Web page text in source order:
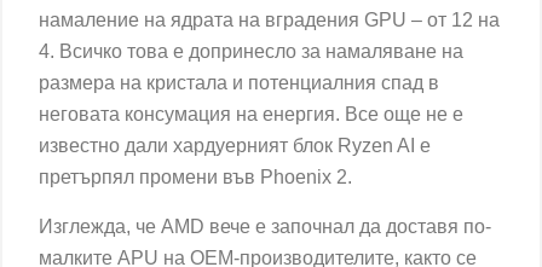
намаление на ядрата на вградения GPU – от 12 на
4. Всичко това е допринесло за намаляване на
размера на кристала и потенциалния спад в
неговата консумация на енергия. Все още не е
известно дали хардуерният блок Ryzen AI е
претърпял промени във Phoenix 2.
Изглежда, че AMD вече е започнал да доставя по-
малките APU на OEM-производителите, както се